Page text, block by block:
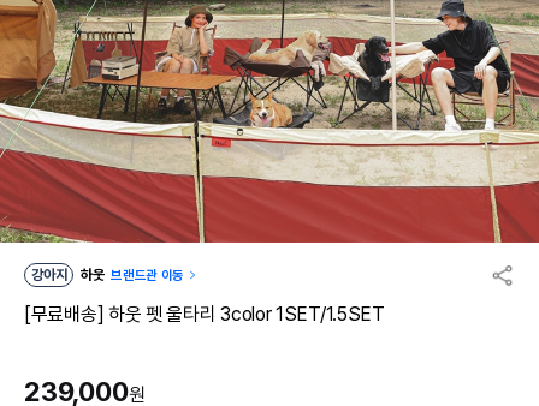
강아지 하웃 브랜드관 이동
[무료배송] 하웃 펫 울타리 3color 1SET/1.5SET
239,000원